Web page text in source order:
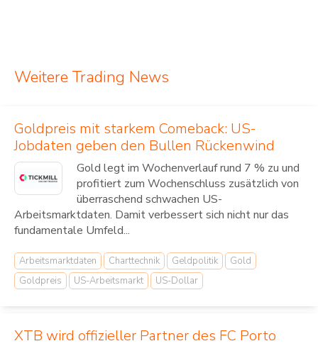
Weitere Trading News
Goldpreis mit starkem Comeback: US-
Jobdaten geben den Bullen Rückenwind
Gold legt im Wochenverlauf rund 7 % zu und
profitiert zum Wochenschluss zusätzlich von
überraschend schwachen US-
Arbeitsmarktdaten. Damit verbessert sich nicht nur das
fundamentale Umfeld...
Arbeitsmarktdaten Charttechnik Geldpolitik
Gold
Goldpreis
US-Arbeitsmarkt US-Dollar
XTB wird offizieller Partner des FC Porto